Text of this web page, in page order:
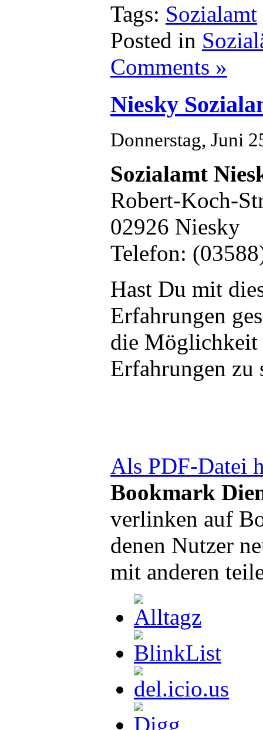
Tags: Sozialamt
Posted in
Comments »
Niesky
Donnerstag, Juni
Sozialamt
Robert-Koch-
02926 Niesky
Telefon:
Hast Du mit
Erfahrungen
die Möglichkeit
Erfahrungen zu
Als PDF-Datei
Bookmark
verlinken auf
denen Nutzer
mit anderen